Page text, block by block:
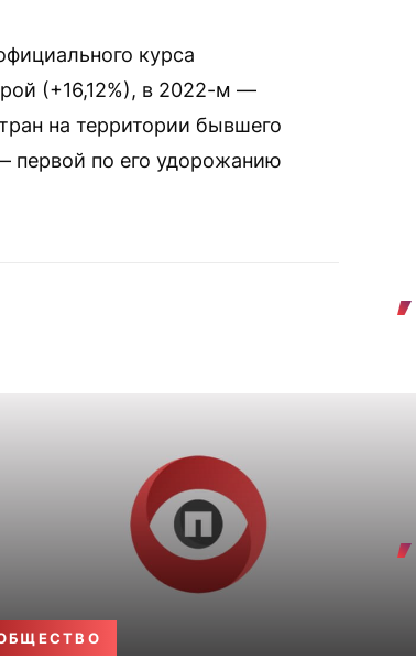
курса
(+16,12%), в 2022-м —
на территории бывшего
первой по его удорожанию